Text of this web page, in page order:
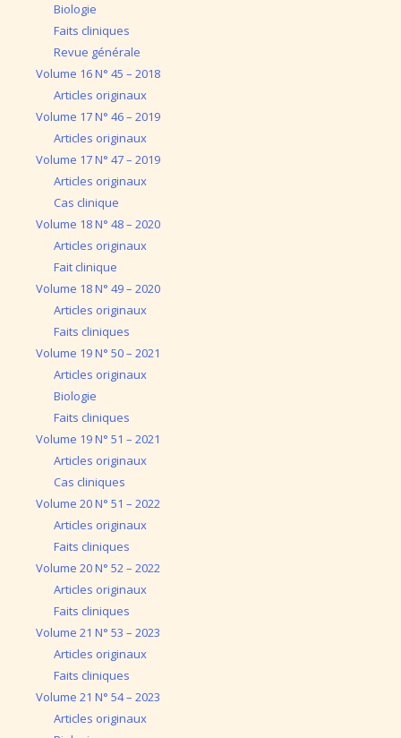
Biologie
Faits cliniques
Revue générale
Volume 16 N° 45 – 2018
Articles originaux
Volume 17 N° 46 – 2019
Articles originaux
Volume 17 N° 47 – 2019
Articles originaux
Cas clinique
Volume 18 N° 48 – 2020
Articles originaux
Fait clinique
Volume 18 N° 49 – 2020
Articles originaux
Faits cliniques
Volume 19 N° 50 – 2021
Articles originaux
Biologie
Faits cliniques
Volume 19 N° 51 – 2021
Articles originaux
Cas cliniques
Volume 20 N° 51 – 2022
Articles originaux
Faits cliniques
Volume 20 N° 52 – 2022
Articles originaux
Faits cliniques
Volume 21 N° 53 – 2023
Articles originaux
Faits cliniques
Volume 21 N° 54 – 2023
Articles originaux